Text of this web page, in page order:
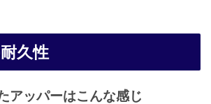
久性
アッパーはこんな感じ